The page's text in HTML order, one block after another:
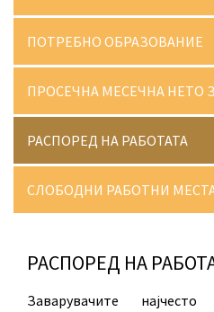
ПОТРЕБНО ОБРАЗОВАНИЕ
ПРОСЕЧНА МЕСЕЧНА НЕТО
РАСПОРЕД НА РАБОТАТА
СЛОБОДНИ РАБОТНИ
РАСПОРЕД НА
Заварувачите